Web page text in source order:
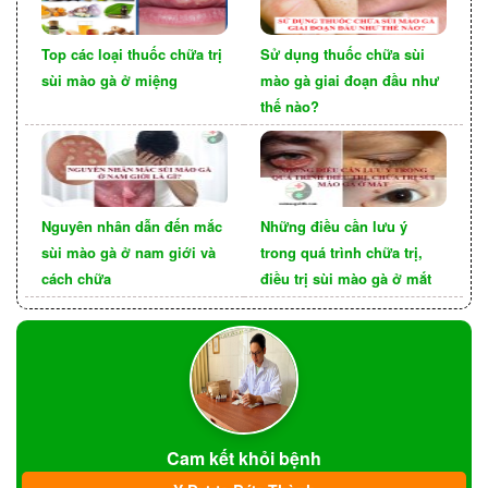
chuyển qua mụn nước, mụn mủ, có thể vỡ chảy
dịch đưa đến loét và lây lan diện rộng, đưa đến
đau rát, ngứa ngáy.
Bệnh mụn rộp sinh dục ở nam giới sẽ làm tăng
cao nguy cơ mắc phải những bệnh viêm nhiễm
tinh hoàn, mào tinh hoàn…tác động hậu quả
hiểm nguy tới sức khỏe cũng như khả sinh sản.
Bệnh lậu
Top các loại thuốc chữa trị
sùi mào gà ở miệng
Sử dụng thuốc chữa sùi
mào gà giai đoạn đầu như
thế nào?
Nguyên nhân dẫn đến mắc
sùi mào gà ở nam giới và
cách chữa
Những điều cần lưu ý
trong quá trình chữa trị,
điều trị sùi mào gà ở mắt
Cam kết khỏi bệnh